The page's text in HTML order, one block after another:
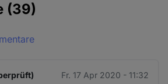
(39)
Fr. 17 Apr 2020 - 11:32